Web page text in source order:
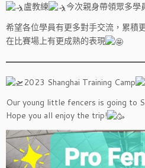
盧教練
今次親身帶領眾多學
希望各位學員有更多對手交流，累積
在比賽場上有更成熟的表現
2023 Shanghai Training Camp
Our young little fencers is going to
Hope you all enjoy the trip!